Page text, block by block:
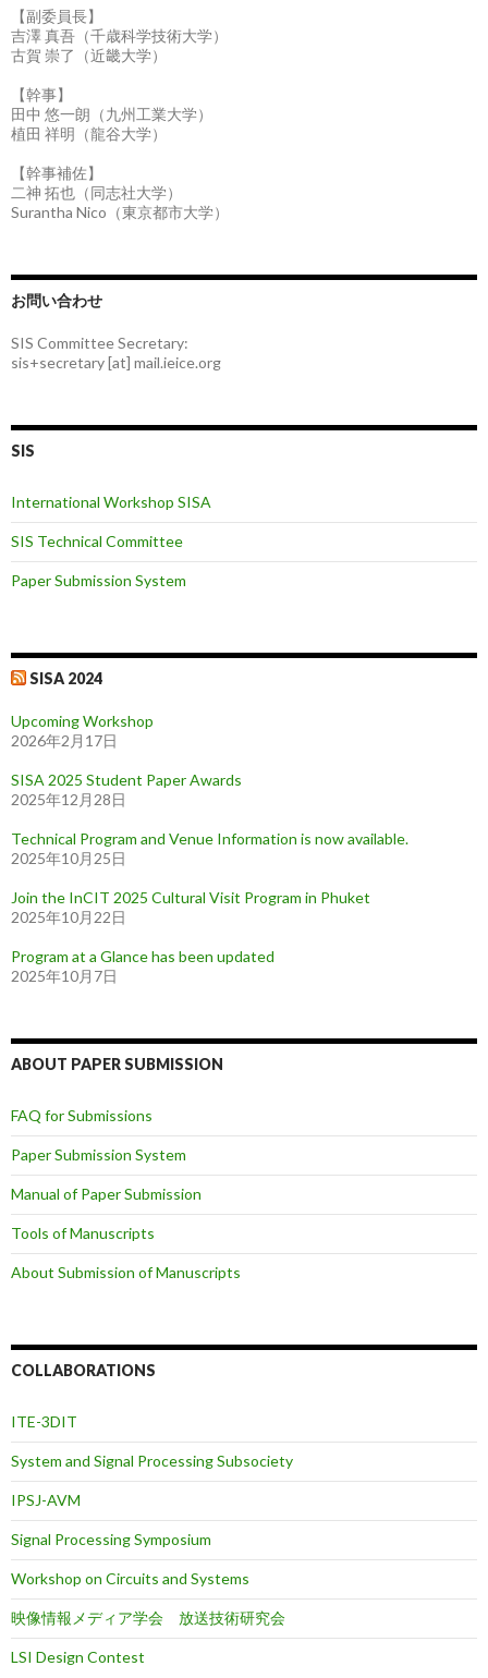
【副委員長】
吉澤 真吾（千歳科学技術大学）
古賀 崇了（近畿大学）
【幹事】
田中 悠一朗（九州工業大学）
植田 祥明（龍谷大学）
【幹事補佐】
二神 拓也（同志社大学）
Surantha Nico（東京都市大学）
お問い合わせ
SIS Committee Secretary:
sis+secretary [at] mail.ieice.org
SIS
International Workshop SISA
SIS Technical Committee
Paper Submission System
SISA 2024
Upcoming Workshop
2026年2月17日
SISA 2025 Student Paper Awards
2025年12月28日
Technical Program and Venue Information is now available.
2025年10月25日
Join the InCIT 2025 Cultural Visit Program in Phuket
2025年10月22日
Program at a Glance has been updated
2025年10月7日
ABOUT PAPER SUBMISSION
FAQ for Submissions
Paper Submission System
Manual of Paper Submission
Tools of Manuscripts
About Submission of Manuscripts
COLLABORATIONS
ITE-3DIT
System and Signal Processing Subsociety
IPSJ-AVM
Signal Processing Symposium
Workshop on Circuits and Systems
映像情報メディア学会 放送技術研究会
LSI Design Contest